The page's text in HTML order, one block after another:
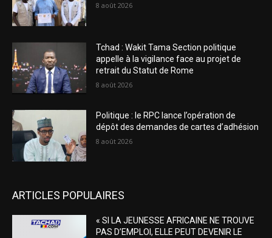
8 août 2026
Tchad : Wakit Tama Section politique
appelle à la vigilance face au projet de
retrait du Statut de Rome
8 août 2026
Politique : le RPC lance l’opération de
dépôt des demandes de cartes d’adhésion
8 août 2026
ARTICLES POPULAIRES
« SI LA JEUNESSE AFRICAINE NE TROUVE
PAS D’EMPLOI, ELLE PEUT DEVENIR LE